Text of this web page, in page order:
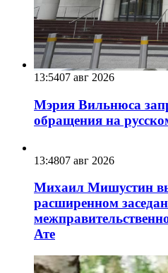
13:5407 авг 2026
Мэрия Вильнюса
обращения на
13:4807 авг 2026
Михаил Мишустин
расширенном
Ате